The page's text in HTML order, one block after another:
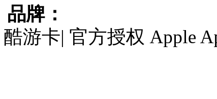
品牌：
酷游卡| 官方授权 Apple